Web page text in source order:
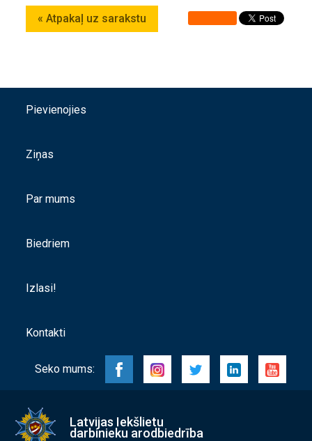
« Atpakaļ uz sarakstu
Pievienojies
Ziņas
Par mums
Biedriem
Izlasi!
Kontakti
Seko mums:
Latvijas Iekšlietu
darbinieku arodbiedrība